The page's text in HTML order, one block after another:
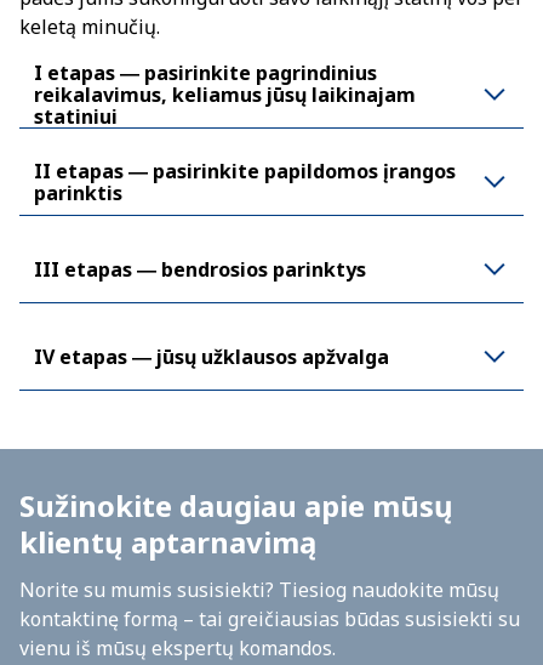
keletą minučių.
I etapas ― pasirinkite pagrindinius
reikalavimus, keliamus jūsų laikinajam
statiniui
II etapas ― pasirinkite papildomos įrangos
parinktis
III etapas ― bendrosios parinktys
IV etapas ― jūsų užklausos apžvalga
Sužinokite daugiau apie mūsų
klientų aptarnavimą
Norite su mumis susisiekti? Tiesiog naudokite mūsų
kontaktinę formą – tai greičiausias būdas susisiekti su
vienu iš mūsų ekspertų komandos.